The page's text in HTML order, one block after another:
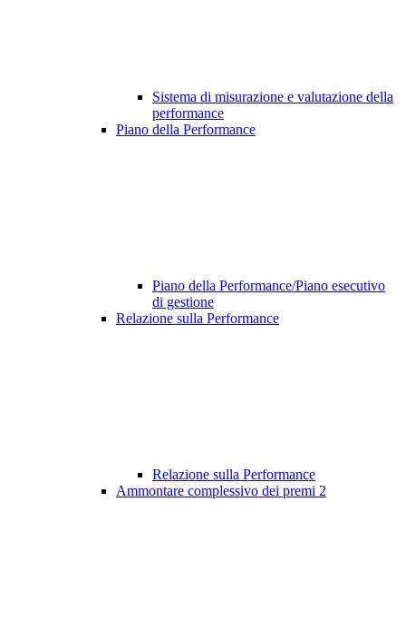
Sistema di misurazione e valutazione della
performance
Piano della Performance
Piano della Performance/Piano esecutivo
di gestione
Relazione sulla Performance
Relazione sulla Performance
Ammontare complessivo dei premi 2